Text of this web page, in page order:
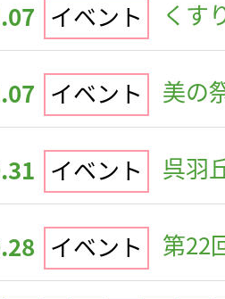
イベント くす
イベント 美の
イベント 呉羽
イベント 第22